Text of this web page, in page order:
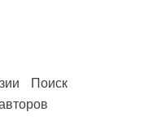
Поиск